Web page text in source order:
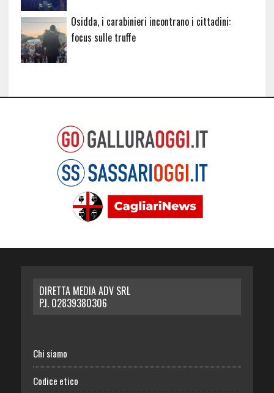
Osidda, i carabinieri incontrano i cittadini:
focus sulle truffe
DIRETTA MEDIA ADV SRL
P.I. 02839380306
Chi siamo
Codice etico